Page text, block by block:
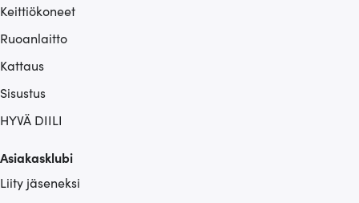
Keittiökoneet
Ruoanlaitto
Kattaus
Sisustus
HYVÄ DIILI
Asiakasklubi
Liity jäseneksi